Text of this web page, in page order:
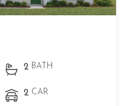
2 BATH
2 CAR